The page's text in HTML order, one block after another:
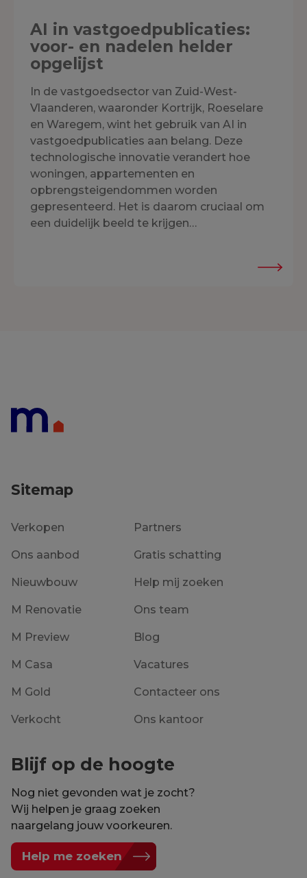
AI in vastgoedpublicaties:
voor- en nadelen helder
opgelijst
In de vastgoedsector van Zuid-West-
Vlaanderen, waaronder Kortrijk, Roeselare
en Waregem, wint het gebruik van AI in
vastgoedpublicaties aan belang. Deze
technologische innovatie verandert hoe
woningen, appartementen en
opbrengsteigendommen worden
gepresenteerd. Het is daarom cruciaal om
een duidelijk beeld te krijgen…
Sitemap
Verkopen
Ons aanbod
Nieuwbouw
M Renovatie
M Preview
M Casa
M Gold
Verkocht
Partners
Gratis schatting
Help mij zoeken
Ons team
Blog
Vacatures
Contacteer ons
Ons kantoor
Blijf op de hoogte
Nog niet gevonden wat je zocht?
Wij helpen je graag zoeken
naargelang jouw voorkeuren.
Help me zoeken